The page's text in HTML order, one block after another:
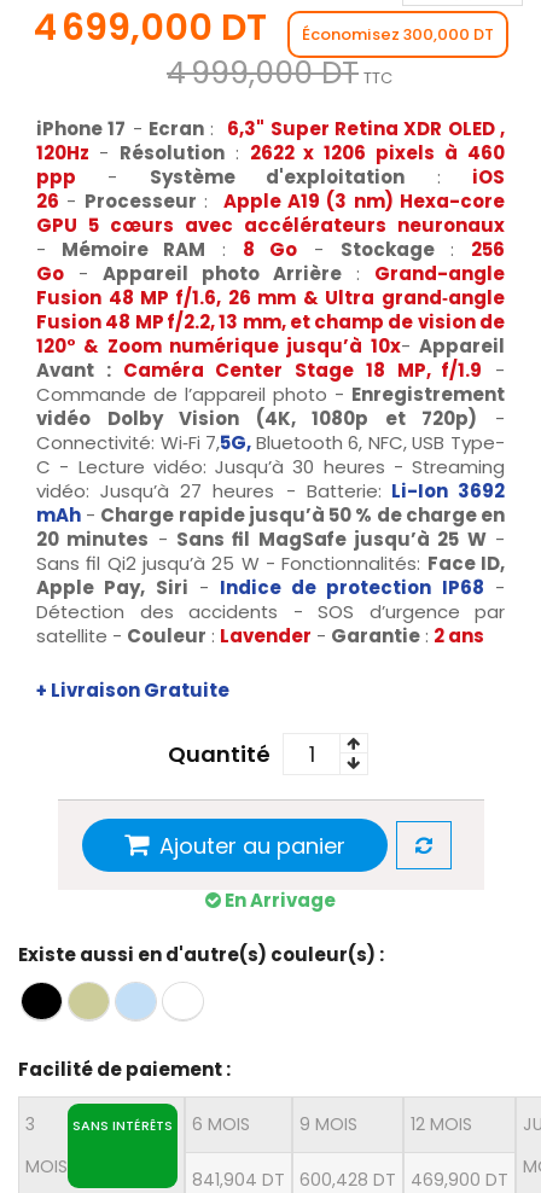
4 699,000 DT Économisez 300,000 DT
4 999,000 DT TTC
iPhone 17 - Ecran :
6,3" Super Retina XDR OLED ,
120Hz - Résolution: 2622 x 1206 pixels à 460
ppp - Système d'exploitation : iOS
26 - Processeur :
Apple A19 (3 nm) Hexa-core
GPU 5 cœurs avec accélérateurs neuronaux
- Mémoire RAM : 8 Go - Stockage: 256
Go - Appareil photo Arrière : Grand-angle
Fusion 48 MP f/1.6, 26 mm & Ultra grand‑angle
Fusion 48 MP f/2.2, 13 mm, et champ de vision de
120° & Zoom numérique jusqu’à 10x-Appareil
Avant : Caméra Center Stage 18 MP, f/1.9 -
Commande de l’appareil photo - Enregistrement
vidéo Dolby Vision (4K, 1080p et 720p) -
Connectivité: Wi‑Fi 7,5G,Bluetooth 6, NFC, USB Type-
C - Lecture vidéo: Jusqu’à 30 heures - Streaming
vidéo: Jusqu’à 27 heures - Batterie: Li-Ion 3692
mAh - Charge rapide jusqu’à 50 % de charge en
20 minutes - Sans fil MagSafe jusqu’à 25 W-
Sans fil Qi2 jusqu’à 25 W - Fonctionnalités: Face ID,
Apple Pay, Siri - Indice de protection IP68 -
Détection des accidents - SOS d’urgence par
satellite - Couleur : Lavender - Garantie : 2 ans
+ Livraison Gratuite
Quantité
Ajouter au panier
En Arrivage
Existe aussi en d'autre(s) couleur(s) :
Facilité de paiement :
3
MOIS
SANS INTÉRÊTS 6 MOIS
841,904 DT
9 MOIS
600,428 DT
12 MOIS
469,900 DT